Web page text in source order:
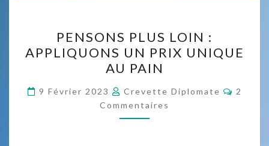
PLUS
LOIN :
APPLIQUONS
UN
PRIX
UNIQUE
PENSONS PLUS LOIN :
APPLIQUONS UN PRIX UNIQUE
AU PAIN
9 Février 2023 Crevette Diplomate
2
Commentaires